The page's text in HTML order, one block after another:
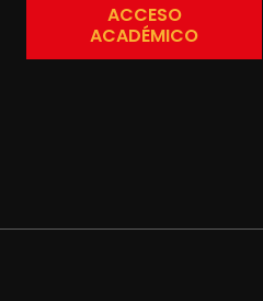
ACCESO
ACADÉMICO